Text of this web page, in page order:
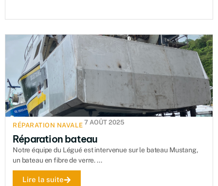
RÉPARATION NAVALE 7 AOÛT 2025
Réparation bateau
Notre équipe du Légué est intervenue sur le bateau Mustang,
un bateau en fibre de verre. ...
Lire la suite